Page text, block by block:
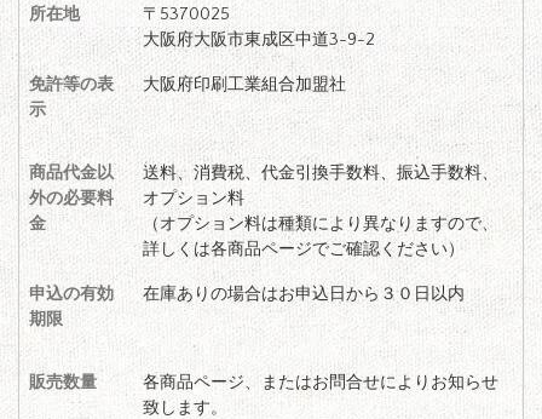
所在地
〒5370025
大阪府大阪市東成区中道3-9-2
免許等の表
示
大阪府印刷工業組合加盟社
商品代金以
外の必要料
金
送料、消費税、代金引換手数料、振込手数料、
オプション料
（オプション料は種類により異なりますので、
詳しくは各商品ページでご確認ください）
申込の有効
期限
在庫ありの場合はお申込日から３０日以内
販売数量
各商品ページ、またはお問合せによりお知らせ
致します。